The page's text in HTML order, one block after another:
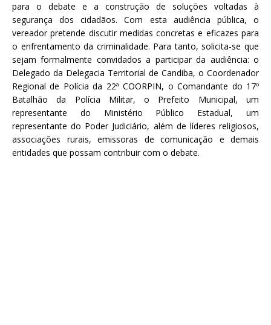
para o debate e a construção de soluções voltadas à
segurança dos cidadãos. Com esta audiência pública, o
vereador pretende discutir medidas concretas e eficazes para
o enfrentamento da criminalidade. Para tanto, solicita-se que
sejam formalmente convidados a participar da audiência: o
Delegado da Delegacia Territorial de Candiba, o Coordenador
Regional de Polícia da 22ª COORPIN, o Comandante do 17º
Batalhão da Polícia Militar, o Prefeito Municipal, um
representante do Ministério Público Estadual, um
representante do Poder Judiciário, além de líderes religiosos,
associações rurais, emissoras de comunicação e demais
entidades que possam contribuir com o debate.